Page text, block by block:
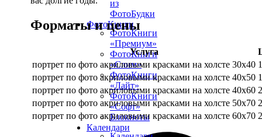
из
ФотоБудки
ФотоКниги
ФотоКниги
«Премиум»
ФотоКниги
«Слим»
ФотоКниги
«Лайт»
ФотоКниги
«Софт»
Блокноты
Календари
Форматы и цены
Услуга
портрет по фото акриловыми красками на холсте 30х40
портрет по фото акриловыми красками на холсте 40х50
портрет по фото акриловыми красками на холсте 40х60
портрет по фото акриловыми красками на холсте 50х70
портрет по фото акриловыми красками на холсте 60х70